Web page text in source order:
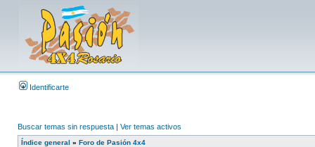
Identificarte
Buscar temas sin respuesta | Ver temas activos
Índice general » Foro de Pasión 4x4